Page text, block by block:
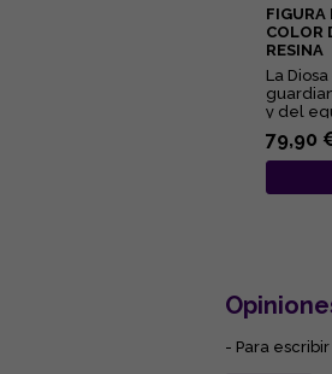
FIGURA
COLOR
RESINA
La
y del
79,90
- Para